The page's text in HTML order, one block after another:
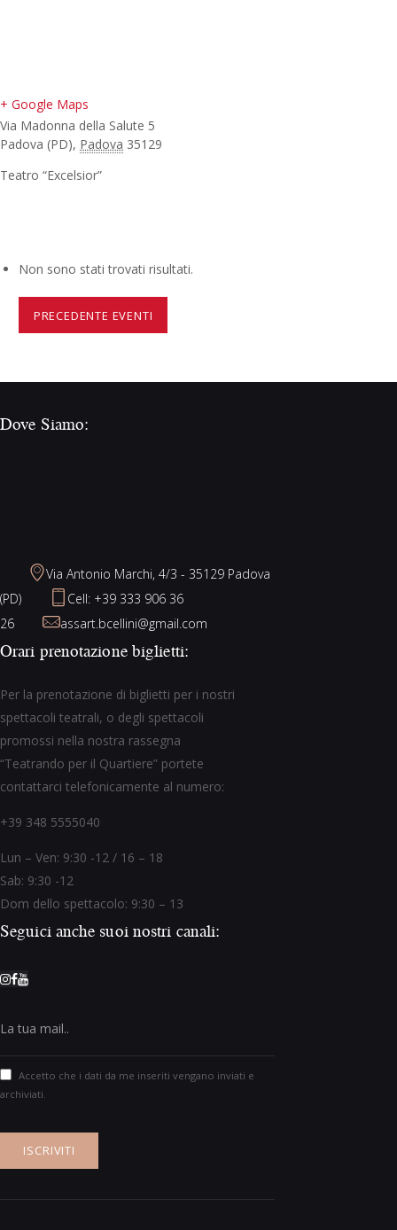
+ Google Maps
Via Madonna della Salute 5
Padova (PD), Padova 35129
Teatro “Excelsior”
Non sono stati trovati risultati.
PRECEDENTE EVENTI
Dove Siamo:
Via Antonio Marchi, 4/3 - 35129 Padova
(PD)
Cell: +39 333 906 36
26
assart.bcellini@gmail.com
Orari prenotazione biglietti:
Per la prenotazione di biglietti per i nostri
spettacoli teatrali, o degli spettacoli
promossi nella nostra rassegna
“Teatrando per il Quartiere” portete
contattarci telefonicamente al numero:
+39 348 5555040
Lun – Ven: 9:30 -12 / 16 – 18
Sab: 9:30 -12
Dom dello spettacolo: 9:30 – 13
Seguici anche suoi nostri canali:
Accetto che i dati da me inseriti vengano inviati e
archiviati.